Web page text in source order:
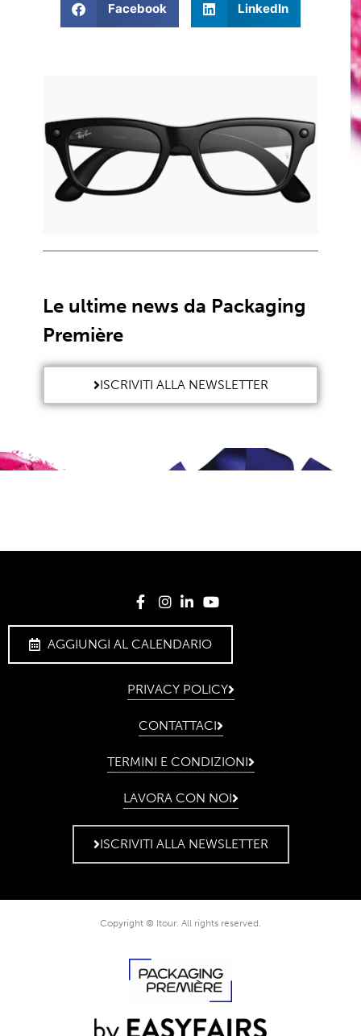
Facebook LinkedIn
Le ultime news da Packaging
Première
ISCRIVITI ALLA NEWSLETTER
AGGIUNGI AL CALENDARIO
PRIVACY POLICY
CONTATTACI
TERMINI E CONDIZIONI
LAVORA CON NOI
ISCRIVITI ALLA NEWSLETTER
Copyright © Itour. All rights reserved.